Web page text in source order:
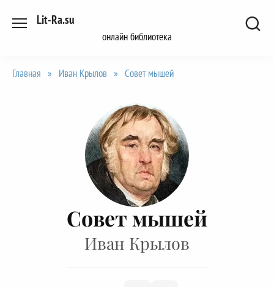
Lit-Ra.su
онлайн библиотека
Главная » Иван Крылов » Совет мышей
Совет мышей
Иван Крылов